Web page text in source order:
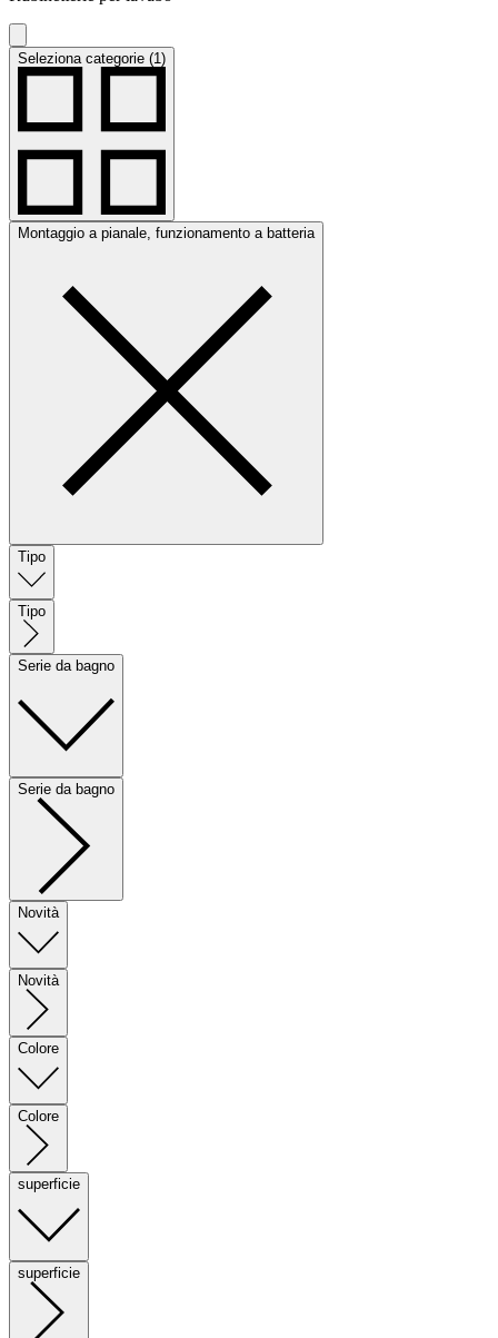
Seleziona categorie (1)
Montaggio a pianale, funzionamento a batteria
Tipo
Tipo
Serie da bagno
Serie da bagno
Novità
Novità
Colore
Colore
superficie
superficie